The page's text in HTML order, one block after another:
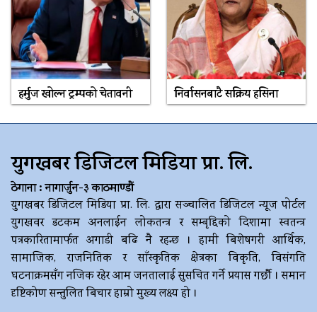
हर्मुज खोल्न ट्रम्पको चेतावनी निर्वासनबाटै सक्रिय हसिना
युगखबर डिजिटल मिडिया प्रा. लि.
ठेगाना : नागार्जुन-३ काठमाण्डौं
युगखबर डिजिटल मिडिया प्रा. लि. द्धारा सञ्चालित डिजिटल न्यूज पोर्टल
युगखवर डटकम अनलाईन लोकतन्त्र र सम्बृद्दिको दिशामा स्वतन्त्र
पत्रकारितामार्फत अगाडी बढि नै रहन्छ । हामी बिशेषगरी आर्थिक,
सामाजिक, राजनितिक र साँस्कृतिक क्षेत्रका विकृति, विसंगति
घटनाक्रमसँग नजिक रहेर आम जनतालाई सुसचित गर्ने प्रयास गर्छौ । समान
दृष्टिकोण सन्तुलित बिचार हाम्रो मुख्य लक्ष्य हो ।